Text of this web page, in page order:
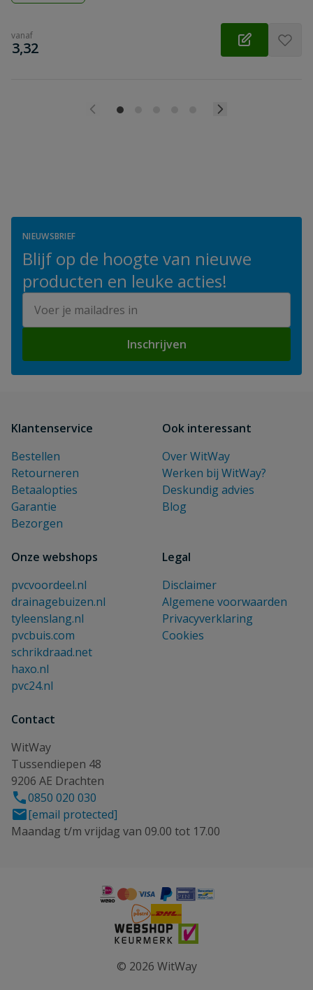
vanaf
€
3,32
NIEUWSBRIEF
Blijf op de hoogte van nieuwe
producten en leuke acties!
Inschrijven
Klantenservice
Bestellen
Retourneren
Betaalopties
Garantie
Bezorgen
Ook interessant
Over WitWay
Werken bij WitWay?
Deskundig advies
Blog
Onze webshops
pvcvoordeel.nl
drainagebuizen.nl
tyleenslang.nl
pvcbuis.com
schrikdraad.net
haxo.nl
pvc24.nl
Legal
Disclaimer
Algemene voorwaarden
Privacyverklaring
Cookies
Contact
WitWay
Tussendiepen 48
9206 AE Drachten
0850 020 030
[email protected]
Maandag t/m vrijdag van 09.00 tot 17.00
© 2026 WitWay